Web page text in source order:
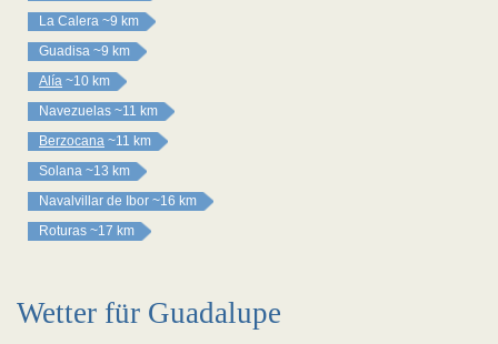
La Calera ~9 km
Guadisa ~9 km
Alía ~10 km
Navezuelas ~11 km
Berzocana ~11 km
Solana ~13 km
Navalvillar de Ibor ~16 km
Roturas ~17 km
Wetter für Guadalupe